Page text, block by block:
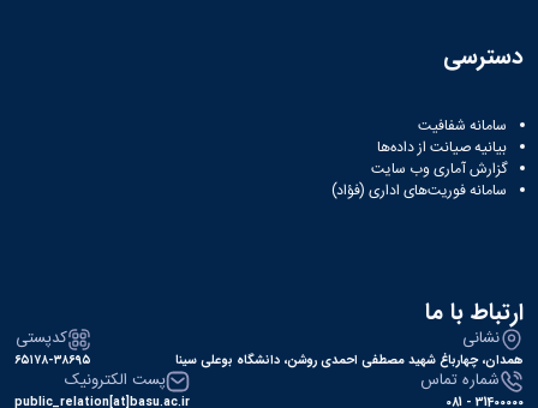
دسترسی
سامانه شفافیت
بیانیه صیانت از داده‌ها
گزارش آماری وب‌ سایت
سامانه فوریت‌های اداری (فؤاد)
ارتباط با ما
نشانی
همدان، چهارباغ شهید مصطفی احمدی روشن، دانشگاه بوعلی سینا
کدپستی
۶۵۱۷۸-۳۸۶۹۵
شماره تماس
31400000 - 081
پست الکترونیک
public_relation[at]basu.ac.ir